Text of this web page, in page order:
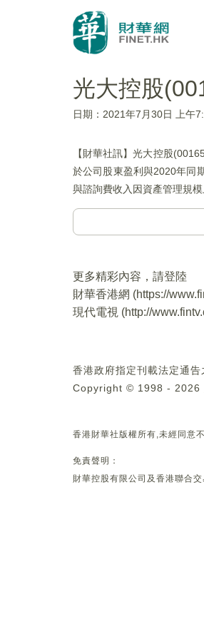
光大控股
日期：2021年7月30日 上午
【財華社訊】光大控股
於公司股東盈利與2020年同
與諮詢費收入因資產管理規模
更多精彩內容，請登陸
財華香港網 (https://
現代電視 (http://
香港政府指定刊載法定通
Copyright © 1998 - 2026
香港財華社版權所有,未經同意不
免責聲明：
財華控股有限公司及香港聯合